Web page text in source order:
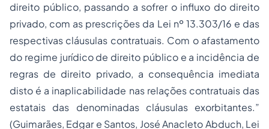
direito público, passando a sofrer o influxo do direito
privado, com as prescrições da Lei nº 13.303/16 e das
respectivas cláusulas contratuais. Com o afastamento
do regime jurídico de direito público e a incidência de
regras de direito privado, a consequência imediata
disto é a inaplicabilidade nas relações contratuais das
estatais das denominadas cláusulas exorbitantes.”
(Guimarães, Edgar e Santos, José Anacleto Abduch, Lei